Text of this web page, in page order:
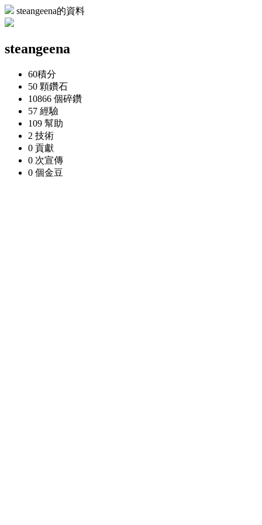
steangeena的資料
steangeena
60積分
50 顆鑽石
10866 個碎鑽
57 經驗
109 幫助
2 技術
0 貢獻
0 次宣傳
0 個金豆